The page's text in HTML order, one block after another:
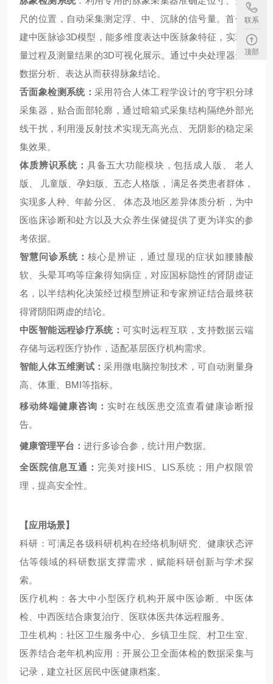
尺的位置，自动采集测定浮、中、沉脉的信号量。首创构
建中医脉诊3D模型，能多维度表达中医脉象特征，实现测
量过程及测量结果的3D可视化展示。通过中央处理器进行
数据分析、表达从而获得脉象结论。
舌面象检测系统： 采用符合人体工程学设计的穹宇积分球
采集器，贴合面部轮廓，通过暗箱式采集结构隔绝外部光
线干扰，利用漫反射技术实现无高光点、无阴影的稳定采
集效果。
体质辨识系统： 具备五大功能模块，包括成人版、
老人
版、
儿童版、孕妇版、五态人格版， 满足各类患者群体，
实现多人种、年龄分区、
体态及地区差异体质分析，为中
医临床诊断和处方以及大众养生保健提供了更为详实的参
考依据。
智慧问诊系统：核心是辨证，通过显现的症状如腰膝酸
软、头晕耳鸣等症象得知病症，对应国标隐性的肾阴虚证
名，以半结构化决策经过模型辨证和专家辨证结合最终获
得肾阴阳两虚的结论。
中医智能远程诊疗系统：可实时远程互联，支持数据云端
存储与远程医疗协作，适配基层医疗机构需求。
智能人体五维测试：采用微电脑控制技术，可自动测量身
高、体重、BMI等指标。
移动终端健康咨询： 实时在线医患交流查看健康诊断报
告。
健康管理平台： 进行多诊合参，统计用户数据。
全医院信息互通： 完美对接HIS、LIS系统；用户权限管
理，提高安全性。
【应用场景】
科研：可满足各级科研机构在经络机制研究、健康状态评
估等领域的科研数据支撑需求，赋能科研创新与学术探
索。
医疗机构：各大中小型医疗机构开展中医诊断、中医体
检、中西医结合康复治疗、医联体医共体远程服务。
卫生机构：社区卫生服务中心、乡镇卫生院、村卫生室、
医养结合老年机构应用：开展公卫全面体检的数据采集与
记录，建立社区居民中医健康档案。
联系
顶部